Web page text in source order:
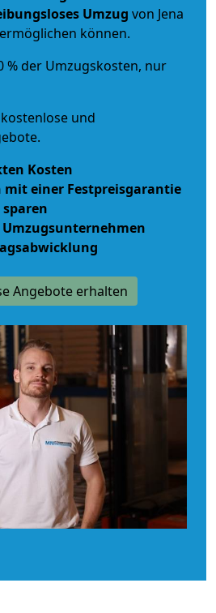
Umzug von Jena
können.
% der Umzugskosten, nur
und
Kosten
mit einer Festpreisgarantie
sparen
Angebote erhalten